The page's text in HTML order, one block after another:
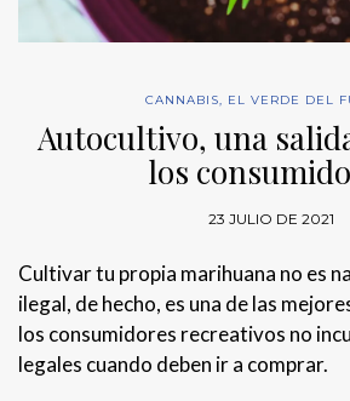
CANNABIS, EL VERDE DEL
Autocultivo, una
los
23 JULIO DE 2021
Cultivar tu propia marihuana no es
ilegal, de hecho, es una de las
los consumidores recreativos no
legales cuando deben ir a comprar.